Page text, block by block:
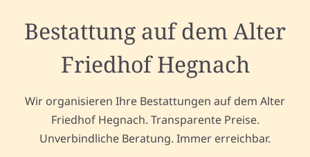
Bestattung auf dem Alter
Friedhof Hegnach
Wir organisieren Ihre Bestattungen auf dem Alter
Friedhof Hegnach. Transparente Preise.
Unverbindliche Beratung. Immer erreichbar.